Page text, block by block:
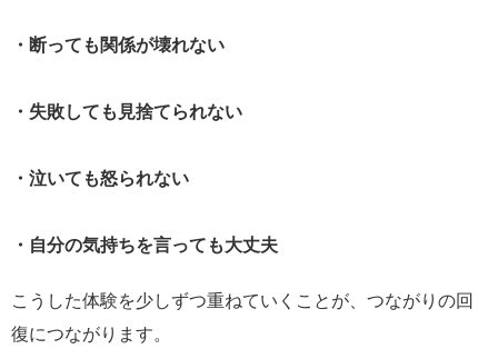
・断っても関係が壊れない
・失敗しても見捨てられない
・泣いても怒られない
・自分の気持ちを言っても大丈夫
こうした体験を少しずつ重ねていくことが、つながりの回
復につながります。